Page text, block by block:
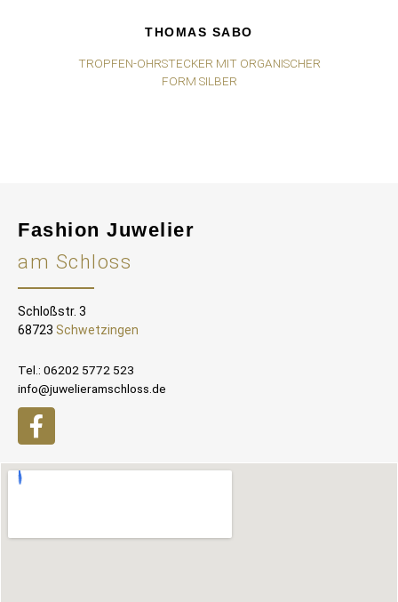
THOMAS SABO
TROPFEN-OHRSTECKER MIT ORGANISCHER
FORM SILBER
Fashion Juwelier
am Schloss
Schloßstr. 3
68723 Schwetzingen
Tel.: 06202 5772 523
info@juwelieramschloss.de